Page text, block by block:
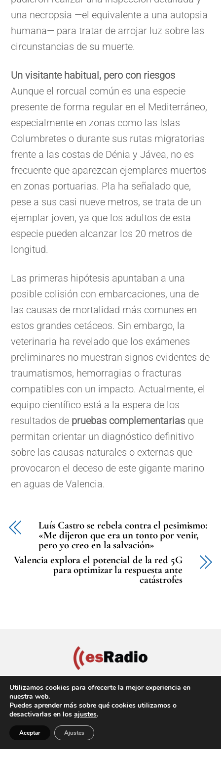
una necropsia —el equivalente a una autopsia
humana— para tratar de arrojar luz sobre las
circunstancias de su muerte.
Un visitante habitual, pero con riesgos
Aunque el rorcual común es una especie
presente de forma regular en el Mediterráneo,
especialmente en zonas como las Islas
Columbretes o durante sus rutas migratorias
frente a las costas de Dénia y Jávea, no es
frecuente que aparezcan ejemplares muertos
en zonas portuarias. Pla ha señalado que,
pese a sus casi nueve metros, se trata de un
ejemplar joven, ya que los adultos de esta
especie pueden alcanzar los 20 metros de
longitud.
Las primeras hipótesis apuntaban a una
posible colisión con embarcaciones, una de
las causas de mortalidad más comunes en
estos grandes cetáceos. Sin embargo, la
veterinaria ha revelado que los exámenes
preliminares no muestran signos evidentes de
traumatismos, hemorragias o fracturas
compatibles con un impacto. Actualmente, el
equipo científico está a la espera de los
resultados de pruebas complementarias que
permitan orientar un diagnóstico definitivo
sobre las causas naturales o externas que
provocaron el deceso de este gigante marino
en aguas de Valencia.
Luís Castro se rebela contra el pesimismo:
«Me dijeron que era un tonto por venir,
pero yo creo en la salvación»
Valencia explora el potencial de la red 5G
para optimizar la respuesta ante
catástrofes
Política de privacidad Aviso Legal Política de cookies
Copyright © 2022 EsRadio Valencia, All Rights Reserved
Utilizamos cookies para ofrecerte la mejor experiencia en
nuestra web.
Puedes aprender más sobre qué cookies utilizamos o
desactivarlas en los ajustes.
Aceptar Ajustes